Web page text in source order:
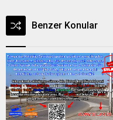
Benzer Konular